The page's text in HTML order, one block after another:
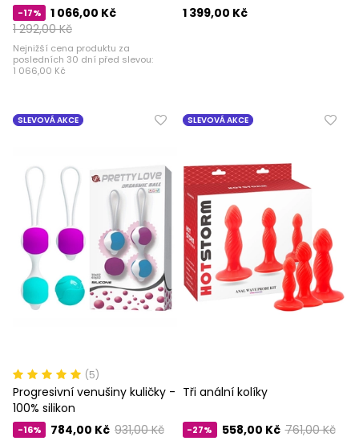
-17%
1 292,00 Kč
1 066,00 Kč
Nejnižší cena produktu za
posledních 30 dní před slevou:
1 066,00 Kč
1 399,00 Kč
SLEVOVÁ AKCE
(5)
Progresivní venušiny kuličky -
100% silikon
-16% 931,00 Kč
784,00 Kč
SLEVOVÁ AKCE
Tři anální kolíky
-27% 761,00 Kč
558,00 Kč